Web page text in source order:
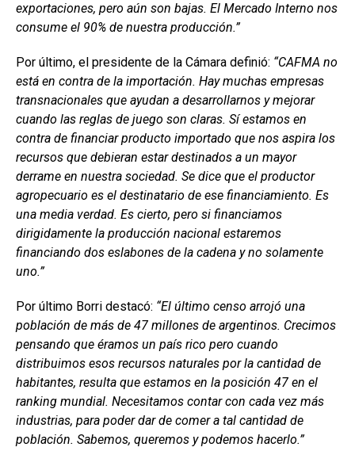
exportaciones, pero aún son bajas. El Mercado Interno nos
consume el 90% de nuestra producción.”
Por último, el presidente de la Cámara definió: “CAFMA no
está en contra de la importación. Hay muchas empresas
transnacionales que ayudan a desarrollarnos y mejorar
cuando las reglas de juego son claras. Sí estamos en
contra de financiar producto importado que nos aspira los
recursos que debieran estar destinados a un mayor
derrame en nuestra sociedad. Se dice que el productor
agropecuario es el destinatario de ese financiamiento. Es
una media verdad. Es cierto, pero si financiamos
dirigidamente la producción nacional estaremos
financiando dos eslabones de la cadena y no solamente
uno.”
Por último Borri destacó: “El último censo arrojó una
población de más de 47 millones de argentinos. Crecimos
pensando que éramos un país rico pero cuando
distribuimos esos recursos naturales por la cantidad de
habitantes, resulta que estamos en la posición 47 en el
ranking mundial. Necesitamos contar con cada vez más
industrias, para poder dar de comer a tal cantidad de
población. Sabemos, queremos y podemos hacerlo.”